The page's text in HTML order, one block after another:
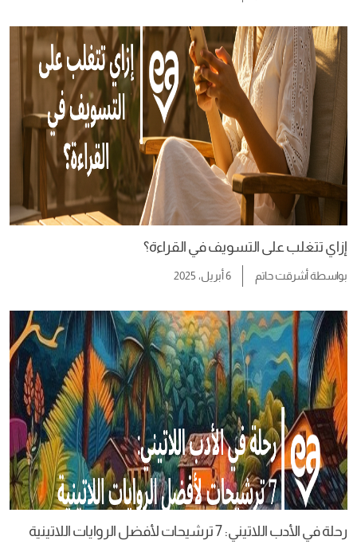
إزاي تتغلب على التسويف في القراءة؟
بواسطةأشرقت حاتم 6 أبريل، 2025
رحلة في الأدب اللاتيني: 7 ترشيحات لأفضل الروايات اللاتينية